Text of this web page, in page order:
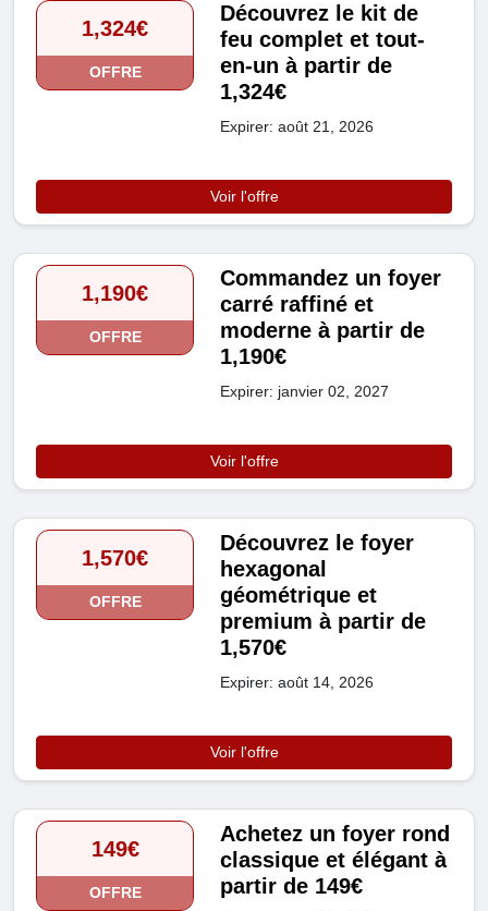
1,324€
OFFRE
Découvrez le kit de
feu complet et tout-
en-un à partir de
1,324€
Expirer: août 21, 2026
Voir l'offre
1,190€
OFFRE
Commandez un foyer
carré raffiné et
moderne à partir de
1,190€
Expirer: janvier 02, 2027
Voir l'offre
1,570€
OFFRE
Découvrez le foyer
hexagonal
géométrique et
premium à partir de
1,570€
Expirer: août 14, 2026
Voir l'offre
149€
OFFRE
Achetez un foyer rond
classique et élégant à
partir de 149€